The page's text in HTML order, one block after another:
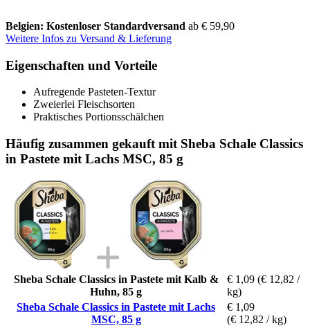
Belgien: Kostenloser Standardversand ab € 59,90
Weitere Infos zu Versand & Lieferung
Eigenschaften und Vorteile
Aufregende Pasteten-Textur
Zweierlei Fleischsorten
Praktisches Portionsschälchen
Häufig zusammen gekauft mit Sheba Schale Classics
in Pastete mit Lachs MSC, 85 g
Sheba Schale Classics in Pastete mit Kalb &
Huhn, 85 g
€ 1,09 (€ 12,82 /
kg)
Sheba Schale Classics in Pastete mit Lachs
MSC, 85 g
€ 1,09
(€ 12,82 / kg)